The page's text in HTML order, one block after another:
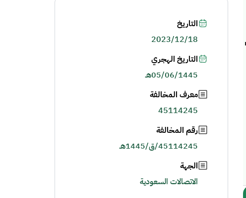
التاريخ
2023/12/18
التاريخ الهجري
05/06/1445هـ
معرف المخالفة
45114245
رقم المخالفة
45114245/ق/1445هـ
الجهة
الاتصالات السعودية